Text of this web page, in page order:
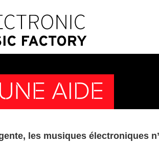
AIDE
les musiques électroniques